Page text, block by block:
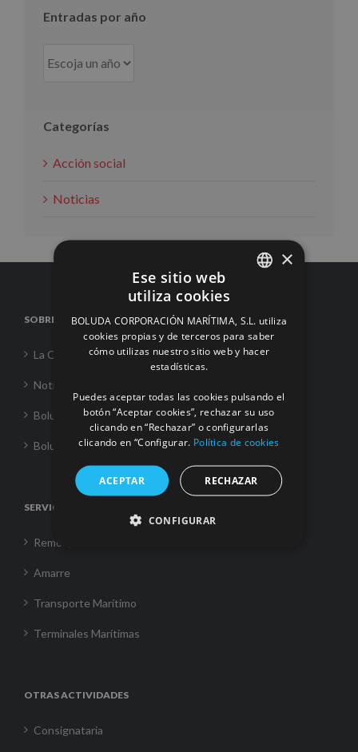
Entradas por año
Categorías
Acción social
Noticias
SOBRE NOSOTROS
La Corporación
Noticias
Boluda Towage
Boluda Shipping
SERVICIOS
Remolque
Amarre
Transporte Marítimo
Terminales Marítimas
OTRAS ACTIVIDADES
Consignataria
ENGLISH
FRENCH
×
Ese sitio web
utiliza cookies
BOLUDA CORPORACIÓN MARÍTIMA, S.L. utiliza
cookies propias y de terceros para saber
cómo utilizas nuestro sitio web y hacer
estadísticas.
Puedes aceptar todas las cookies pulsando el
botón “Aceptar cookies”, rechazar su uso
clicando en “Rechazar” o configurarlas
clicando en “Configurar. Política de cookies
ACEPTAR RECHAZAR
CONFIGURAR